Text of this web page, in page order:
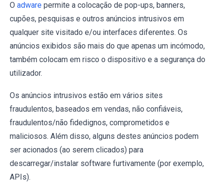
O adware permite a colocação de pop-ups, banners,
cupões, pesquisas e outros anúncios intrusivos em
qualquer site visitado e/ou interfaces diferentes. Os
anúncios exibidos são mais do que apenas um incómodo,
também colocam em risco o dispositivo e a segurança do
utilizador.
Os anúncios intrusivos estão em vários sites
fraudulentos, baseados em vendas, não confiáveis,
fraudulentos/não fidedignos, comprometidos e
maliciosos. Além disso, alguns destes anúncios podem
ser acionados (ao serem clicados) para
descarregar/instalar software furtivamente (por exemplo,
APIs).